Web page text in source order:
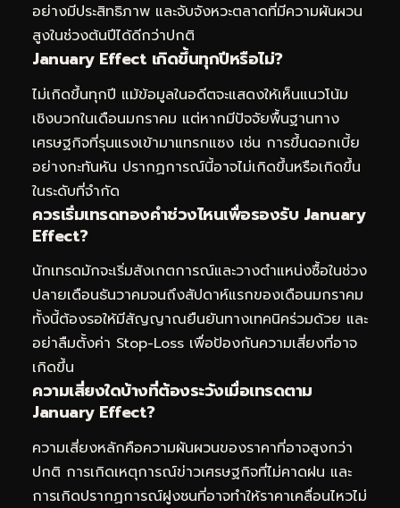
อย่างมีประสิทธิภาพ และจับจังหวะตลาดที่มีความผันผวน
สูงในช่วงต้นปีได้ดีกว่าปกติ
January Effect เกิดขึ้นทุกปีหรือไม่?
ไม่เกิดขึ้นทุกปี แม้ข้อมูลในอดีตจะแสดงให้เห็นแนวโน้ม
เชิงบวกในเดือนมกราคม แต่หากมีปัจจัยพื้นฐานทาง
เศรษฐกิจที่รุนแรงเข้ามาแทรกแซง เช่น การขึ้นดอกเบี้ย
อย่างกะทันหัน ปรากฏการณ์นี้อาจไม่เกิดขึ้นหรือเกิดขึ้น
ในระดับที่จำกัด
ควรเริ่มเทรดทองคำช่วงไหนเพื่อรองรับ January
Effect?
นักเทรดมักจะเริ่มสังเกตการณ์และวางตำแหน่งซื้อในช่วง
ปลายเดือนธันวาคมจนถึงสัปดาห์แรกของเดือนมกราคม
ทั้งนี้ต้องรอให้มีสัญญาณยืนยันทางเทคนิคร่วมด้วย และ
อย่าลืมตั้งค่า Stop-Loss เพื่อป้องกันความเสี่ยงที่อาจ
เกิดขึ้น
ความเสี่ยงใดบ้างที่ต้องระวังเมื่อเทรดตาม
January Effect?
ความเสี่ยงหลักคือความผันผวนของราคาที่อาจสูงกว่า
ปกติ การเกิดเหตุการณ์ข่าวเศรษฐกิจที่ไม่คาดฝน และ
การเกิดปรากฏการณ์ฝูงชนที่อาจทำให้ราคาเคลื่อนไหวไม่